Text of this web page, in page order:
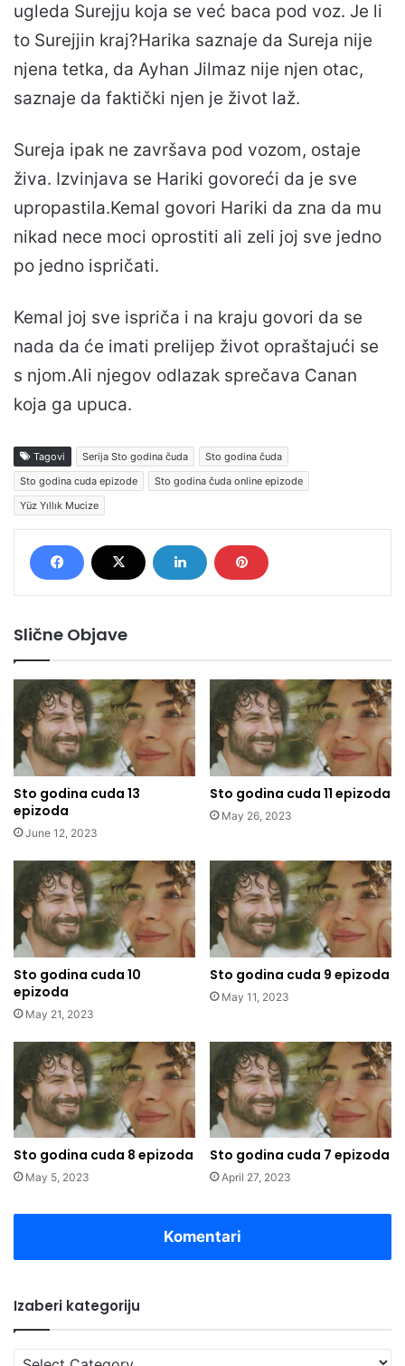
ugleda Surejju koja se već baca pod voz. Je li
to Surejjin kraj?Harika saznaje da Sureja nije
njena tetka, da Ayhan Jilmaz nije njen otac,
saznaje da faktički njen je život laž.
Sureja ipak ne završava pod vozom, ostaje
živa. Izvinjava se Hariki govoreći da je sve
upropastila.Kemal govori Hariki da zna da mu
nikad nece moci oprostiti ali zeli joj sve jedno
po jedno ispričati.
Kemal joj sve ispriča i na kraju govori da se
nada da će imati prelijep život opraštajući se
s njom.Ali njegov odlazak sprečava Canan
koja ga upuca.
Tagovi Serija Sto godina čuda
Sto godina čuda
Sto godina cuda epizode
Sto godina čuda online epizode
Yüz Yıllık Mucize
Slične Objave
Sto godina cuda 13
epizoda
June 12, 2023
Sto godina cuda 11 epizoda
May 26, 2023
Sto godina cuda 10
epizoda
May 21, 2023
Sto godina cuda 9 epizoda
May 11, 2023
Sto godina cuda 8 epizoda
May 5, 2023
Sto godina cuda 7 epizoda
April 27, 2023
Komentari
Izaberi kategoriju
Izaberi